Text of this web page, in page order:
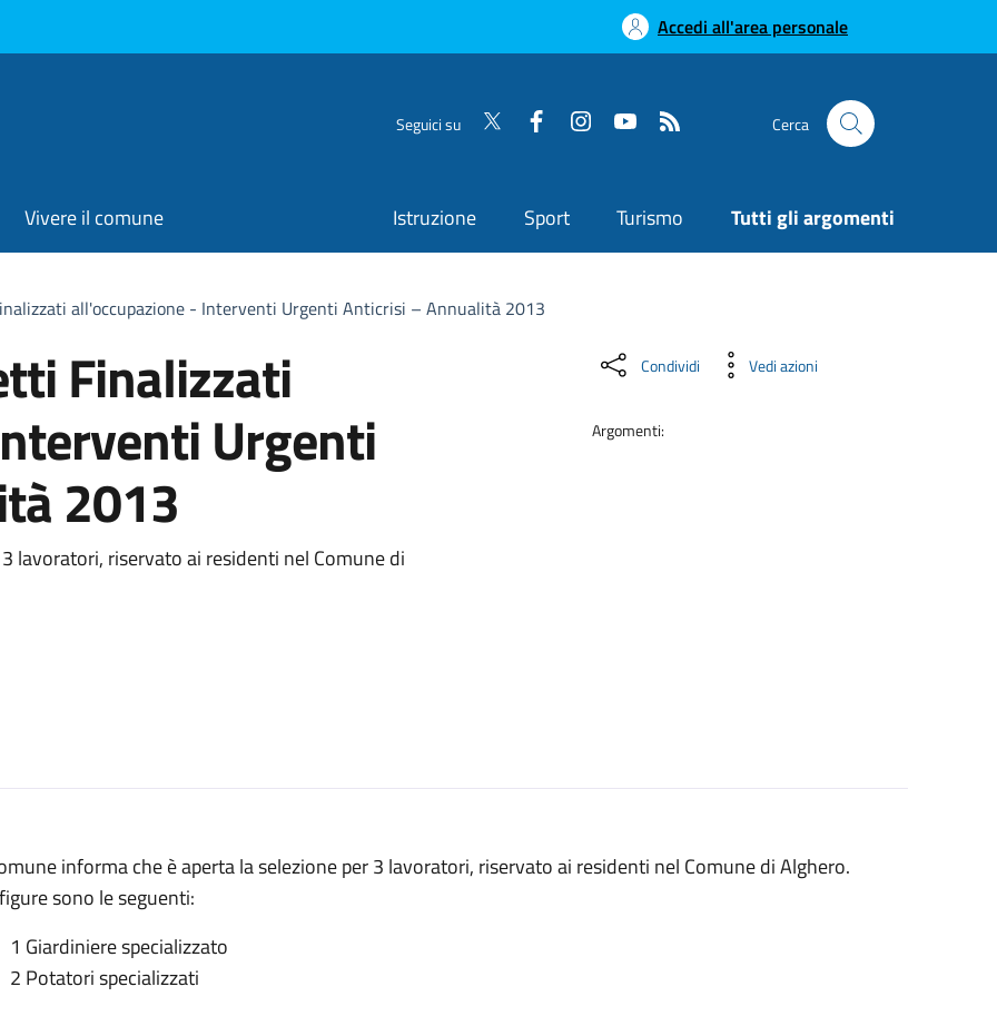
Accedi all'area personale
Seguici su Cerca
Vivere il comune Istruzione Sport Turismo Tutti gli argomenti
all'occupazione - Interventi Urgenti Anticrisi – Annualità 2013
Finalizzati
Urgenti
2013
lavoratori, riservato ai residenti nel Comune di
Condividi Vedi azioni
Argomenti:
informa che è aperta la selezione per 3 lavoratori, riservato ai residenti nel Comune di Alghero.
sono le seguenti:
1 Giardiniere specializzato
2 Potatori specializzati